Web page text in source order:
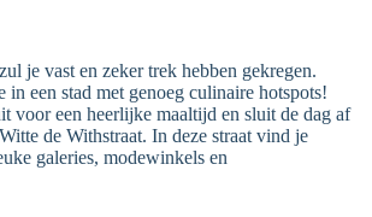
je vast en zeker trek hebben gekregen.
een stad met genoeg culinaire hotspots!
voor een heerlijke maaltijd en sluit de dag af
de Withstraat. In deze straat vind je
galeries, modewinkels en